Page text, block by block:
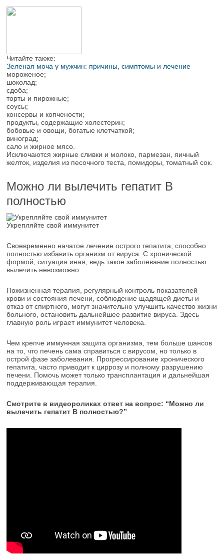
Читайте также:
Зеленая моча у мужчин: причины, симптомы и лечение
мороженое;
шоколад;
сдоба;
торты и пирожные;
соусы;
консервы и копчености;
продукты, содержащие холестерин;
бобовые и овощи, богатые клетчаткой;
виноград;
сало и жирное мясо.
Исключаются жирные сливки и молоко, пармезан, яичный
желток, изделия из песочного теста, помидоры, томатный сок.
Можно ли вылечить гепатит В
полностью
Укрепляйте свой иммунитет
Своевременно начатое лечение острого гепатита, способно
полностью избавить организм от вируса. С хронической
формой, ситуация иная, ведь такое заболевание полностью
вылечить невозможно.
Пожизненная терапия, регулярный контроль показателей
крови и состояния печени, соблюдение щадящей диеты и
отказ от спиртного, могут значительно улучшить качество жизни
больного, остановить дальнейшее развитие вируса. Здесь
главную роль играет иммунитет человека.
Чем крепче иммунная защита организма, тем больше шансов
на то, что печень сама справиться с вирусом, но только в
острой фазе заболевания. Прогрессирование хронического
гепатита, часто приводит к циррозу и полному разрушению
печени. Помочь может только трансплантация и дальнейшая
поддерживающая терапия.
Смотрите в видеороликах ответ на вопрос: “Можно ли
вылечить гепатит В полностью?”